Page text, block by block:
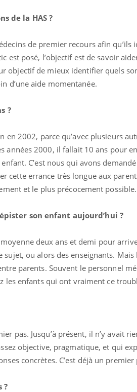
de la HAS ?
de premier recours afin
est posé, l’objectif est de savoir
objectif de mieux identifier quels
d’une aide momentanée.
?
en 2002, parce qu’avec plusieurs
années 2000, il fallait 10 ans pour
C’est nous qui avons
cette errance très longue aux
et le plus précocement possible.
son enfant aujourd’hui ?
deux ans et demi pour
ou alors des enseignants.
parents. Souvent le personnel
les enfants qui ont vraiment ce
pas. Jusqu’à présent, il n’y avait
objective, pragmatique, et qui
concrètes. C’est déjà un premier
?
change dans la prise en
charge des femmes
La sieste empêche-t-elle
de dormir la nuit ?